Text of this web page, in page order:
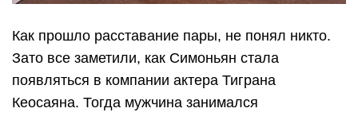
Как прошло расставание пары, не понял никто.
Зато все заметили, как Симоньян стала
появляться в компании актера Тиграна
Кеосаяна. Тогда мужчина занимался